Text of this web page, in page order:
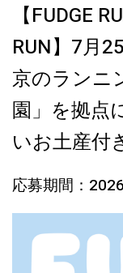
【FUDGE
RUN】7月
京のランニ
園」を拠点
いお土産付
応募期間：